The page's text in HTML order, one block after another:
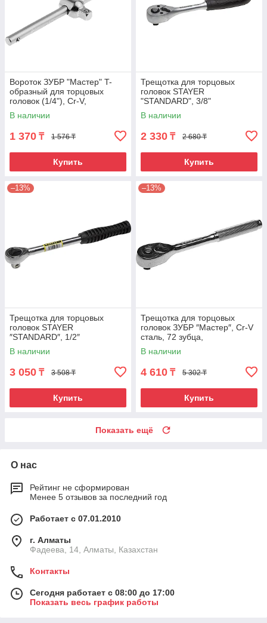
Вороток ЗУБР "Мастер" T-
образный для торцовых
головок (1/4"), Cr-V,
хроматированное покрытие,
115мм
В наличии
1 370 ₸ 1 576 ₸
Купить
Трещотка для торцовых
головок STAYER
"STANDARD", 3/8"
В наличии
2 330 ₸ 2 680 ₸
Купить
–13%
Трещотка для торцовых
головок STAYER
″STANDARD″, 1/2″
В наличии
3 050 ₸ 3 508 ₸
Купить
–13%
Трещотка для торцовых
головок ЗУБР ″Мастер″, Сr-V
сталь, 72 зубца,
цельнометаллическая, 3/8″
В наличии
4 610 ₸ 5 302 ₸
Купить
Показать ещё
О нас
Рейтинг не сформирован
Менее 5 отзывов за последний год
Работает с 07.01.2010
г. Алматы
Фадеева, 14, Алматы, Казахстан
Контакты
Сегодня работает с 08:00 до 17:00
Показать весь график работы